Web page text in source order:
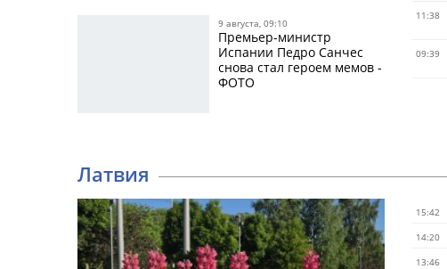
9 августа, 09:10
Премьер-министр
Испании Педро Санчес
снова стал героем мемов -
ФОТО
11:38
09:39
Латвия
15:42
14:20
13:46